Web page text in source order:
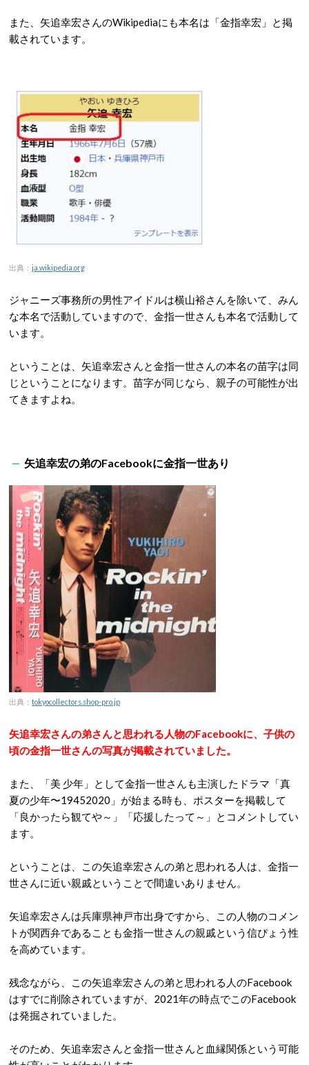
また、矢追幸宏さんのWikipediaにも本名は「金指幸宏」と掲
載されています。
出典： ja.wikipedia.org
ジャニーズ事務所の男性アイドルは横山裕さんを除いて、みん
な本名で活動していますので、金指一世さんも本名で活動して
います。
ということは、矢追幸宏さんと金指一世さんの本名の苗字は同
じということになります。苗字が同じなら、親子の可能性が出
てきますよね。
矢追幸宏の弟のFacebookに金指一世あり
出典： tokyocollectors.shop-pro.jp
矢追幸宏さんの弟さんと思われる人物のFacebookに、子供の
頃の金指一世さんの写真が掲載されていました。
また、「美 少年」として金指一世さんも主演したドラマ「真
夏の少年〜19452020」が始まる時も、ポスターを掲載して
「良かったら観てや～」「応援したって～」とコメントしてい
ます。
ということは、この矢追幸宏さんの弟と思われる人は、金指一
世さんに近い親戚ということで間違いありません。
矢追幸宏さんは兵庫県神戸市出身ですから、この人物のコメン
トが関西弁であることも金指一世さんの親戚という信ぴょう性
を高めています。
残念ながら、この矢追幸宏さんの弟と思われる人のFacebook
はすでに削除されていますが、2021年の時点でこのFacebook
は発掘されていました。
そのため、矢追幸宏さんと金指一世さんと血縁関係という可能